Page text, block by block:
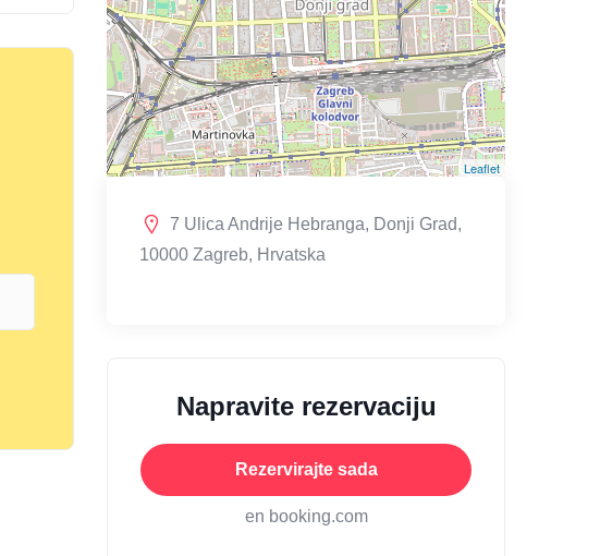
Leaflet
7 Ulica Andrije Hebranga, Donji Grad,
10000 Zagreb, Hrvatska
Napravite rezervaciju
Rezervirajte sada
en booking.com